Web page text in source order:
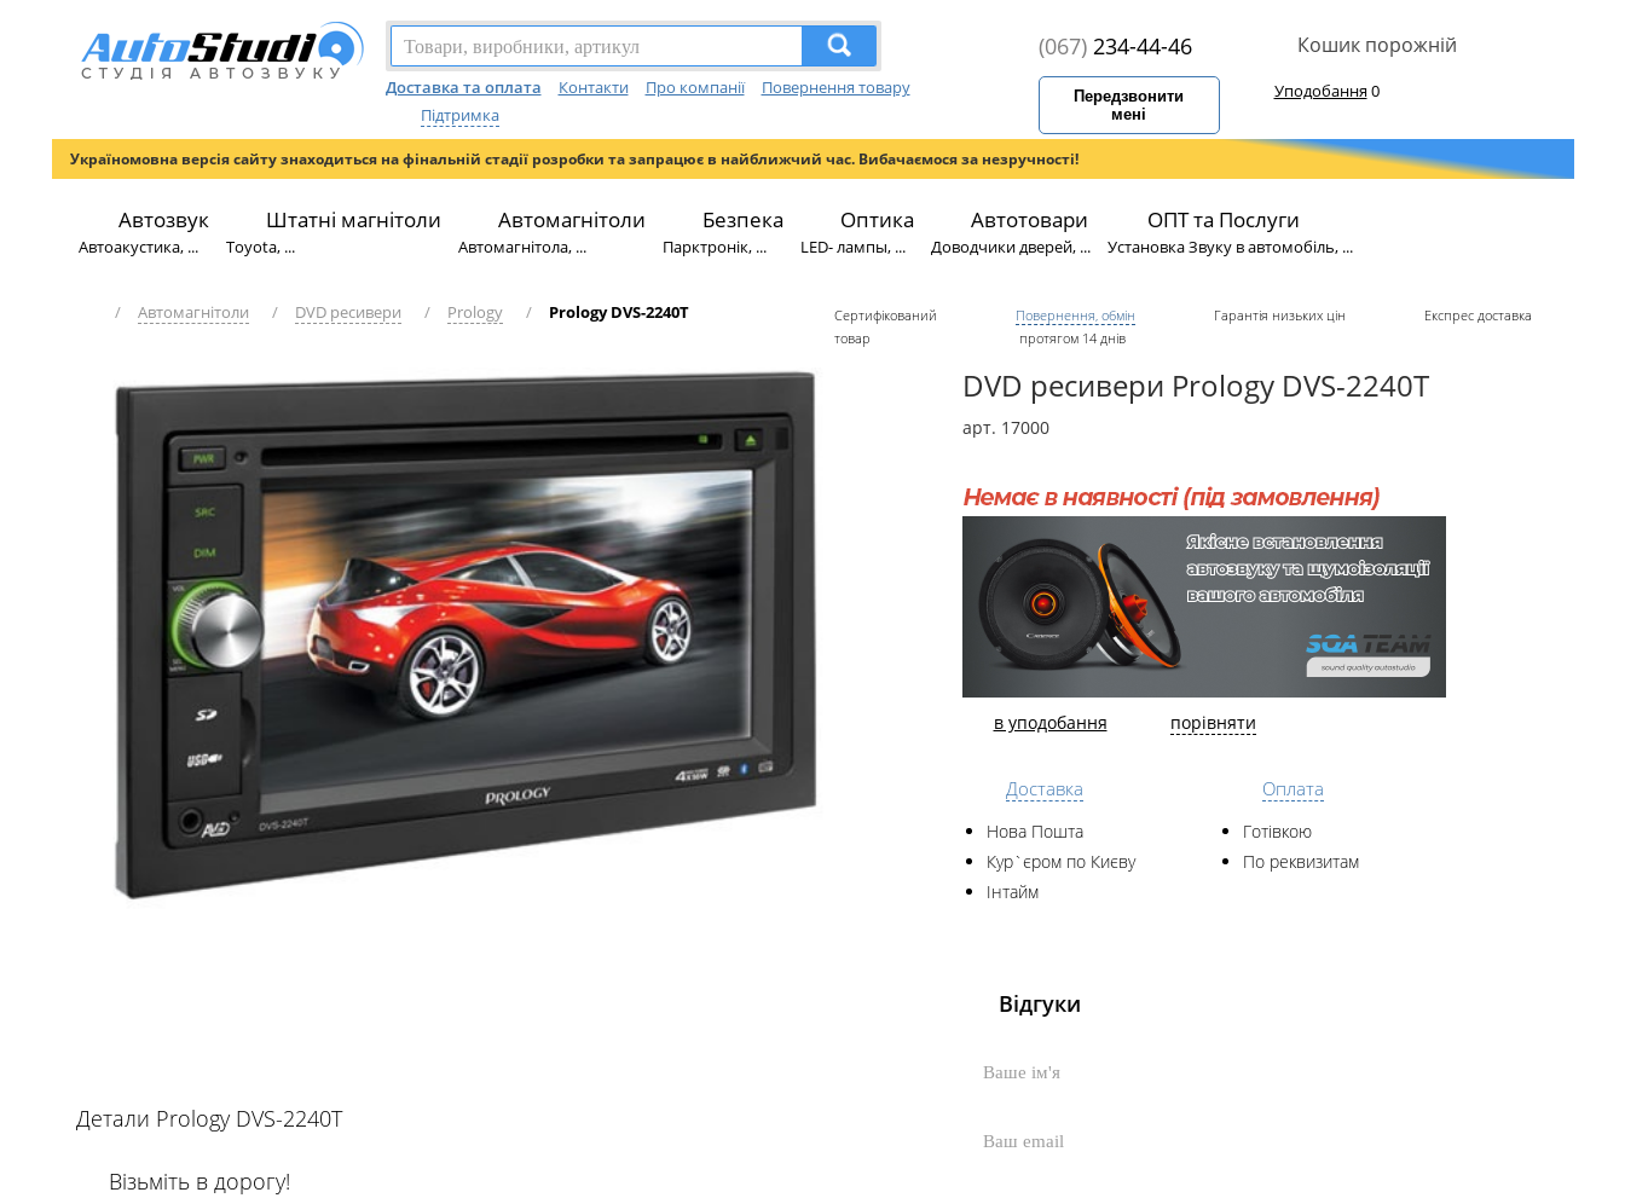
Доставка та оплата Контакти Про компанії
Повернення товару
Підтримка
(067)234-44-46
Передзвонити
мені
Кошик порожній
Уподобання0
Україномовна версія сайту знаходиться на фінальній стадії розробки та запрацює в найближчий час. Вибачаємося за незручності!
Автозвук
Автоакустика, ...
Штатні магнітоли
Toyota, ...
Автомагнітоли
Автомагнітола, ...
Безпека
Парктронік, ...
Оптика
LED- лампы, ...
Автотовари
Доводчики дверей, ...
ОПТ та Послуги
Установка Звуку в автомобіль, ...
/ Автомагнітоли / DVD ресивери / Prology / Prology DVS-2240T
Сертифікований
товар
Повернення, обмін
протягом 14 днів
Гарантія низьких цін Експрес доставка
Детали Prology DVS-2240T
Візьміть в дорогу!
DVD ресивери Prology DVS-2240T
арт. 17000
в уподобання порівняти
Доставка
Нова Пошта
Кур`єром по Києву
Інтайм
Оплата
Готівкою
По реквизитам
Відгуки